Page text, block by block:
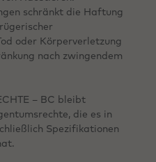
schränkt die Haftung
oder Körperverletzung
nach zwingendem
– BC bleibt
die es in
Spezifikationen